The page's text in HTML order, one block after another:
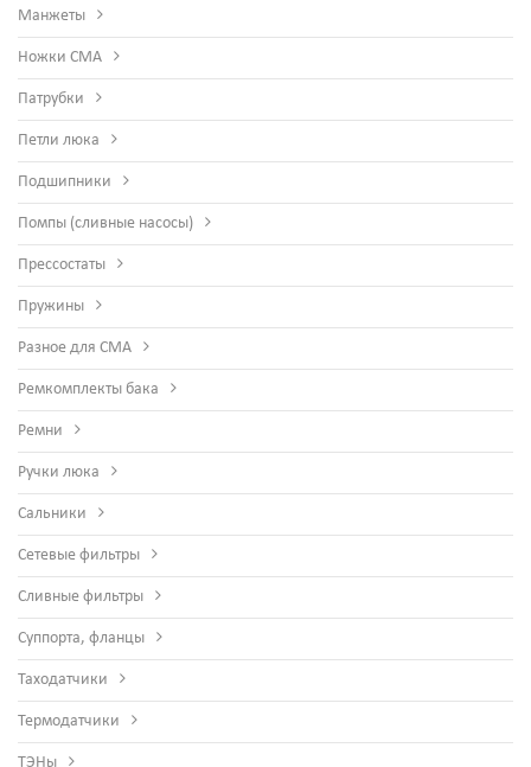
Манжеты
Ножки СМА
Патрубки
Петли люка
Подшипники
Помпы (сливные насосы)
Прессостаты
Пружины
Разное для СМА
Ремкомплекты бака
Ремни
Ручки люка
Сальники
Сетевые фильтры
Сливные фильтры
Суппорта, фланцы
Таходатчики
Термодатчики
ТЭНы